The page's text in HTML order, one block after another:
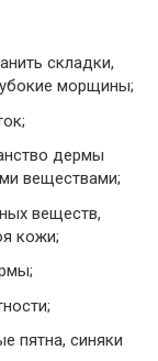
складки,
морщины;
дермы
веществами;
веществ,
кожи;
пятна, синяки